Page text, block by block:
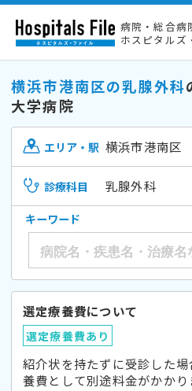
病院・総合病
ホスピタルズ
横浜市港南区の乳腺外科
大学病院
エリア・駅 横浜市港南区
診療科目 乳腺外科
キーワード
選定療養費について
選定療養費あり
紹介状を持たずに受診した
養費として別途料金がかかり